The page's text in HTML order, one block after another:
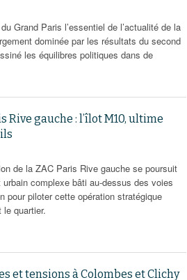
Grand Paris l’essentiel de l’actualité de la
dominée par les résultats du second
les équilibres politiques dans de
Rive gauche : l’îlot M10, ultime
de la ZAC Paris Rive gauche se poursuit
complexe bâti au-dessus des voies
pour piloter cette opération stratégique
le quartier.
et tensions à Colombes et Clichy